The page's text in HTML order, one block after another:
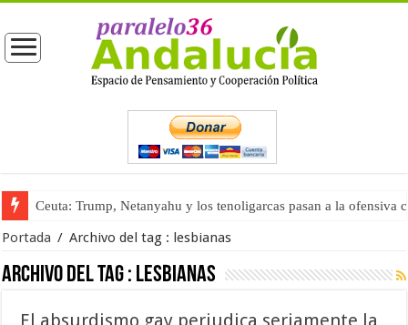
Ceuta: Trump, Netanyahu y los tenoligarcas pasan a la ofensiva
Portada / Archivo del tag : lesbianas
Archivo del tag : lesbianas
El absurdismo gay perjudica seriamente la